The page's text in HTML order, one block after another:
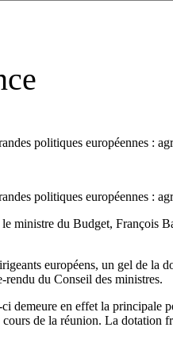
politiques européennes :
politiques européennes :
ministre du Budget, François
européens, un gel de la
rendu du Conseil des ministres.
demeure en effet la principale
de la réunion. La dotation